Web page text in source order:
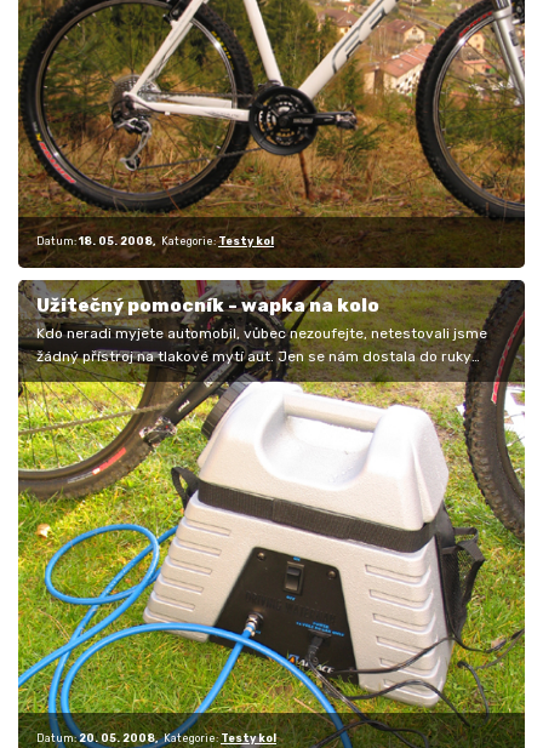
Datum: 18. 05. 2008 Kategorie: Testy kol
Užitečný pomocník - wapka na kolo
Kdo neradi myjete automobil, vůbec nezoufejte, netestovali jsme
žádný přístroj na tlakové mytí aut. Jen se nám dostala do ruky
přenosná…
Datum: 20. 05. 2008 Kategorie: Testy kol